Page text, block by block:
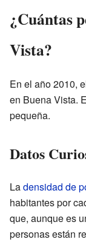
¿Cuántas
Vista?
En el año 2010,
en Buena Vista.
pequeña.
Datos
Ladensidad de
habitantes por
que, aunque es
personas están